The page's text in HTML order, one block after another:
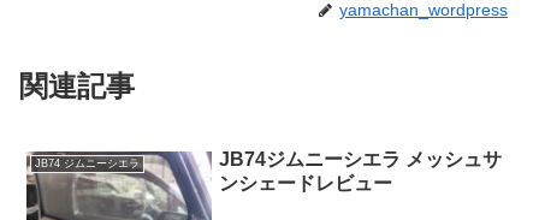
yamachan_wordpress
関連記事
JB74 ジムニーシエラ
JB74ジムニーシエラ メッシュサ
ンシェードレビュー